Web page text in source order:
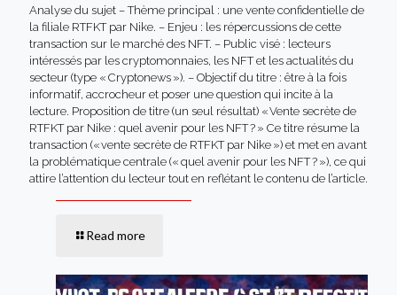
Analyse du sujet – Thème principal : une vente confidentielle de
la filiale RTFKT par Nike. – Enjeu : les répercussions de cette
transaction sur le marché des NFT. – Public visé : lecteurs
intéressés par les cryptomonnaies, les NFT et les actualités du
secteur (type « Cryptonews »). – Objectif du titre : être à la fois
informatif, accrocheur et poser une question qui incite à la
lecture. Proposition de titre (un seul résultat) « Vente secrète de
RTFKT par Nike : quel avenir pour les NFT ? » Ce titre résume la
transaction (« vente secrète de RTFKT par Nike ») et met en avant
la problématique centrale (« quel avenir pour les NFT ? »), ce qui
attire l’attention du lecteur tout en reflétant le contenu de l’article.
Read more